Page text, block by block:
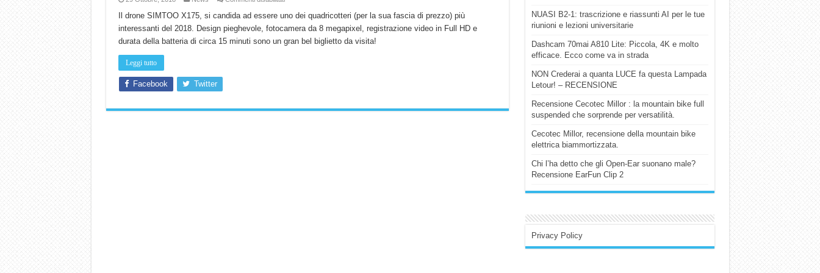
SIMTOO
XT175
con
FHD
Il drone SIMTOO X175, si candida ad essere uno dei quadricotteri (per la sua fascia di prezzo) più
interessanti del 2018. Design pieghevole, fotocamera da 8 megapixel, registrazione video in Full HD e
durata della batteria di circa 15 minuti sono un gran bel biglietto da visita!
Leggi tutto
Facebook Twitter
NUASI B2-1: trascrizione e riassunti AI per le tue
riunioni e lezioni universitarie
Dashcam 70mai A810 Lite: Piccola, 4K e molto
efficace. Ecco come va in strada
NON Crederai a quanta LUCE fa questa Lampada
Letour! – RECENSIONE
Recensione Cecotec Millor : la mountain bike full
suspended che sorprende per versatilità.
Cecotec Millor, recensione della mountain bike
elettrica biammortizzata.
Chi l’ha detto che gli Open-Ear suonano male?
Recensione EarFun Clip 2
Privacy Policy